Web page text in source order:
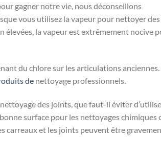
gagner notre vie, nous déconseillons
vous utilisez la vapeur pour nettoyer des
élevées, la vapeur est extrêmement nocive
du chlore sur les articulations anciennes.
de nettoyage professionnels.
des joints, que faut-il éviter
surface pour les nettoyages chimiques
carreaux et les joints peuvent être